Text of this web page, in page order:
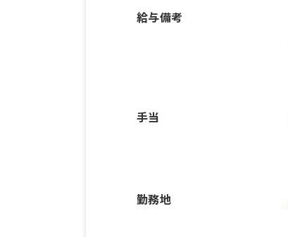
給与備考
手当
勤務地